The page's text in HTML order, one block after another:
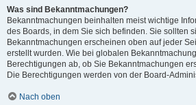
Was sind Bekanntmachungen?
Bekanntmachungen beinhalten meist wichtige
des Boards, in dem Sie sich befinden. Sie sollten
Bekanntmachungen erscheinen oben auf jeder
erstellt wurden. Wie bei globalen
Berechtigungen ab, ob Sie Bekanntmachungen
Die Berechtigungen werden von der Board-
Nach oben